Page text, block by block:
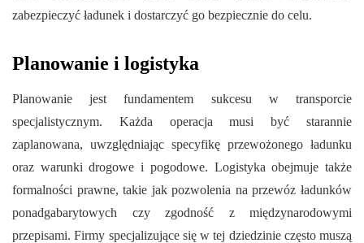
zabezpieczyć ładunek i dostarczyć go bezpiecznie do celu.
Planowanie i logistyka
Planowanie jest fundamentem sukcesu w transporcie
specjalistycznym. Każda operacja musi być starannie
zaplanowana, uwzględniając specyfikę przewożonego ładunku
oraz warunki drogowe i pogodowe. Logistyka obejmuje także
formalności prawne, takie jak pozwolenia na przewóz ładunków
ponadgabarytowych czy zgodność z międzynarodowymi
przepisami. Firmy specjalizujące się w tej dziedzinie często muszą